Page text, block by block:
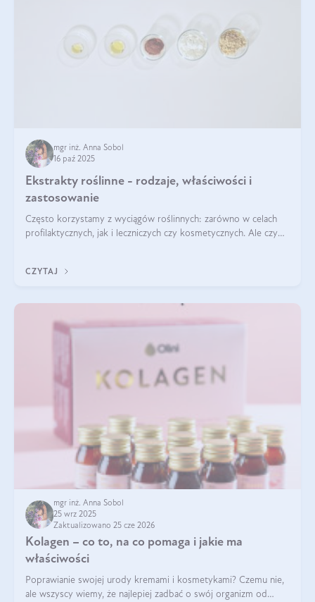
mgr inż. Anna Sobol
16 paź 2025
Ekstrakty roślinne - rodzaje, właściwości i
zastosowanie
Często korzystamy z wyciągów roślinnych: zarówno w celach
profilaktycznych, jak i leczniczych czy kosmetycznych. Ale czy
CZYTAJ
mgr inż. Anna Sobol
25 wrz 2025
Zaktualizowano 25 cze 2026
Kolagen – co to, na co pomaga i jakie ma
właściwości
Poprawianie swojej urody kremami i kosmetykami? Czemu nie,
ale wszyscy wiemy, że najlepiej zadbać o swój organizm od